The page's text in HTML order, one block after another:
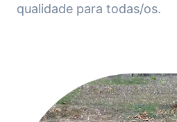
qualidade para todas/os.